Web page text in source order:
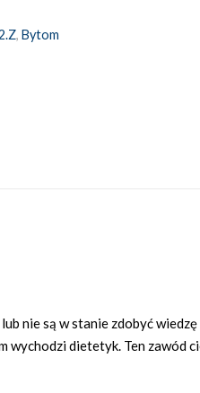
, Bytom
nie są w stanie zdobyć
dietetyk. Ten zawód